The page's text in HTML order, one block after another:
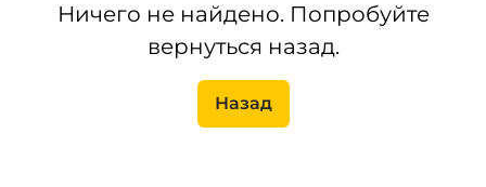
Ничего не найдено. Попробуйте
вернуться назад.
Назад